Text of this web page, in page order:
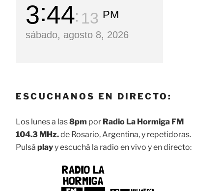
3 44 14 PM
sábado, agosto 8, 2026
ESCUCHANOS EN DIRECTO:
Los lunes a las8pm por Radio La Hormiga FM
104.3 MHz.de Rosario, Argentina, y repetidoras.
Pulsá playy escuchá la radio en vivo y en directo: